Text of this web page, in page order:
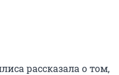
рассказала о том,